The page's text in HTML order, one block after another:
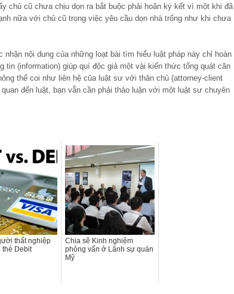
chủ cũ chưa chịu dọn ra bắt buộc phải hoãn ký kết vì một khi đã
nữa với chủ cũ trong việc yêu cầu dọn nhà trống như khi chưa
nội dung của những loạt bài tìm hiểu luật pháp này chỉ hoàn
(information) giúp quí độc giả một vài kiến thức tổng quát căn
thể coi như liên hệ của luật sư với thân chủ (attorney-client
đến luật, bạn vẫn cần phải thảo luận với một luật sư chuyên
thất nghiệp
Debit
Chia sẽ Kinh nghiệm
phỏng vấn ở Lãnh sự quán
Mỹ